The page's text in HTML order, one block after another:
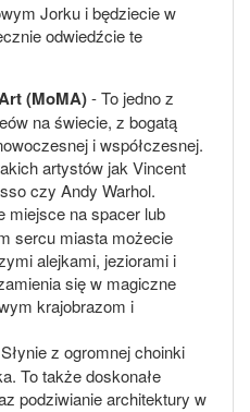
Jorku i będziecie w
odwiedźcie te
(MoMA)- To jedno z
na świecie, z bogatą
i współczesnej.
artystów jak Vincent
czy Andy Warhol.
miejsce na spacer lub
sercu miasta możecie
alejkami, jeziorami i
się w magiczne
krajobrazom i
z ogromnej choinki
To także doskonałe
podziwianie architektury w